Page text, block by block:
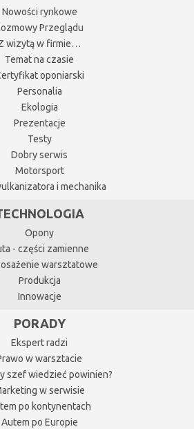
Nowości rynkowe
Przeglądu
wizytą w firmie…
Temat na czasie
oponiarski
Personalia
Ekologia
Prezentacje
Testy
Dobry serwis
Motorsport
i mechanika
Opony
- części zamienne
warsztatowe
Produkcja
Innowacje
PORADY
Ekspert radzi
w warsztacie
szef wiedzieć powinien?
w serwisie
po kontynentach
Autem po Europie